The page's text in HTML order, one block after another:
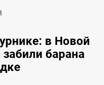
в Новой
барана